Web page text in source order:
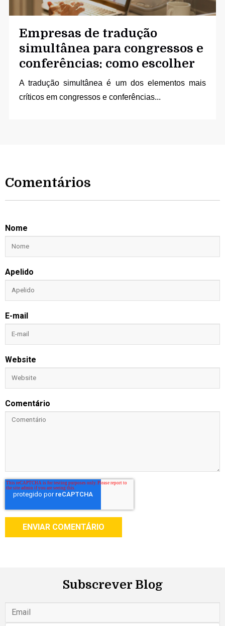
Empresas de tradução
simultânea para congressos e
conferências: como escolher
Atradução simultânea é um dos elementos mais
críticos em congressos e conferências...
Comentários
Nome
Apelido
E-mail
Website
Comentário
Subscrever Blog